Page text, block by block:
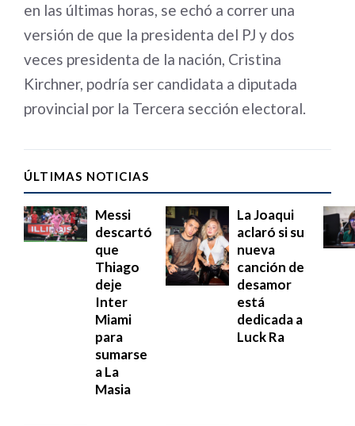
en las últimas horas, se echó a correr una
versión de que la presidenta del PJ y dos
veces presidenta de la nación, Cristina
Kirchner, podría ser candidata a diputada
provincial por la Tercera sección electoral.
ÚLTIMAS NOTICIAS
Messi
descartó
que
Thiago
deje
Inter
Miami
para
sumarse
a La
Masia
La Joaqui
aclaró si su
nueva
canción de
desamor
está
dedicada a
Luck Ra